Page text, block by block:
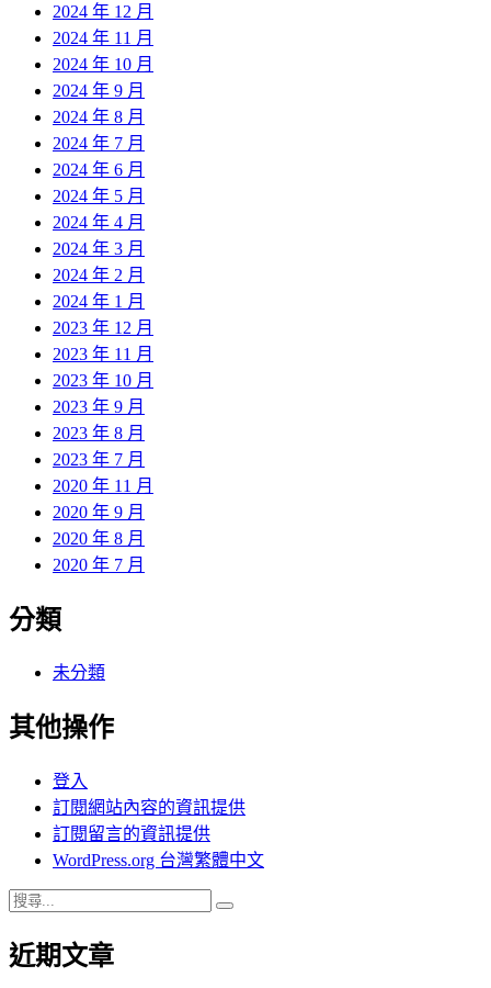
2024 年 12 月
2024 年 11 月
2024 年 10 月
2024 年 9 月
2024 年 8 月
2024 年 7 月
2024 年 6 月
2024 年 5 月
2024 年 4 月
2024 年 3 月
2024 年 2 月
2024 年 1 月
2023 年 12 月
2023 年 11 月
2023 年 10 月
2023 年 9 月
2023 年 8 月
2023 年 7 月
2020 年 11 月
2020 年 9 月
2020 年 8 月
2020 年 7 月
分類
未分類
其他操作
登入
訂閱網站內容的資訊提供
訂閱留言的資訊提供
WordPress.org 台灣繁體中文
搜
關
近期文章